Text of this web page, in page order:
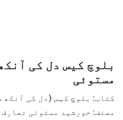
بلوچ کیس دل کی
مستوئی
کتاب: بلوچ کیس (دل کی آنکھ
مصنف: خورشید مستوئی